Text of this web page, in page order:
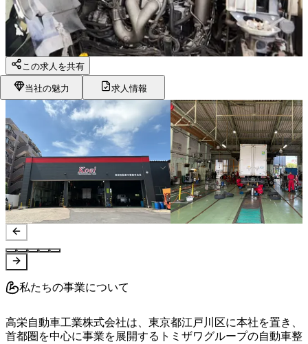
この求人を共有
当社の魅力 求人情報
私たちの事業について
高栄自動車工業株式会社は、東京都江戸川区に本社を置き、
首都圏を中心に事業を展開するトミザワグループの自動車整